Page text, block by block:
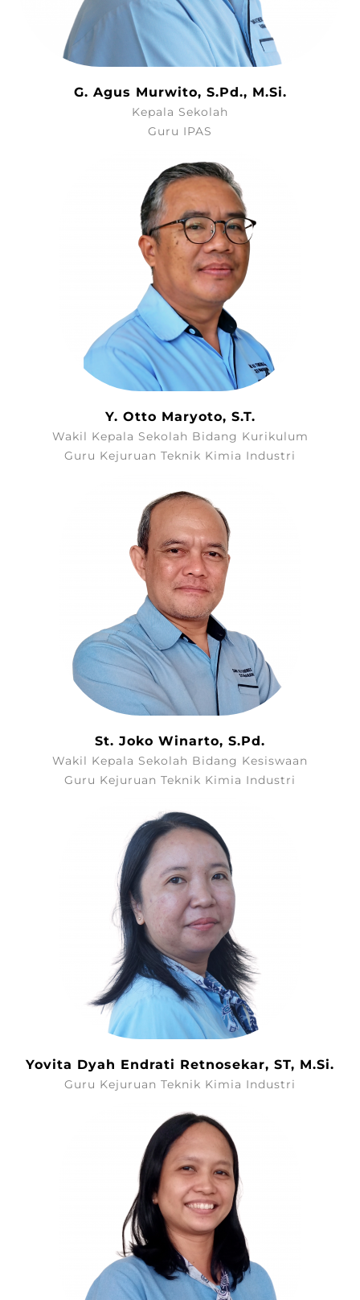
G. Agus Murwito, S.Pd., M.Si.
Kepala Sekolah
Guru IPAS
Y. Otto Maryoto, S.T.
Wakil Kepala Sekolah Bidang Kurikulum
Guru Kejuruan Teknik Kimia Industri
St. Joko Winarto, S.Pd.
Wakil Kepala Sekolah Bidang Kesiswaan
Guru Kejuruan Teknik Kimia Industri
Yovita Dyah Endrati Retnosekar, ST, M.Si.
Guru Kejuruan Teknik Kimia Industri